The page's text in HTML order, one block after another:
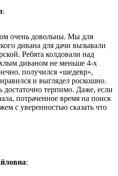
:
очень довольны. Мы для
дивана для дачи вызывали
Ребята колдовали над
диваном не меньше 4-х
получился «шедевр»,
и выглядел роскошно.
достаточно терпимо. Даже, если
потраченное время на поиск
с уверенностью сказать что
: